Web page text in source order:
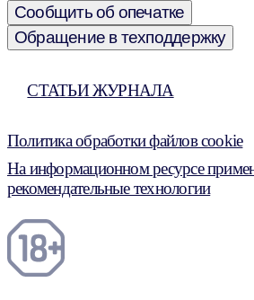
Сообщить об опечатке
Обращение в техподдержку
СТАТЬИ ЖУРНАЛА
Политика обработки файлов cookie
На информационном ресурсе
рекомендательные технологии